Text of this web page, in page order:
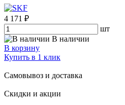
4 171 ₽
шт
В наличии
В корзину
Купить в 1 клик
Самовывоз и доставка
Скидки и акции